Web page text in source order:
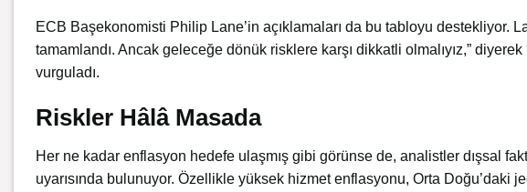
ECB Başekonomisti Philip Lane’in açıklamaları da bu tabloyu destekliyor.
tamamlandı. Ancak geleceğe dönük risklere karşı dikkatli olmalıyız,”
vurguladı.
Riskler Hâlâ Masada
Her ne kadar enflasyon hedefe ulaşmış gibi görünse de, analistler dışsal
uyarısında bulunuyor. Özellikle yüksek hizmet enflasyonu, Orta Doğu’daki